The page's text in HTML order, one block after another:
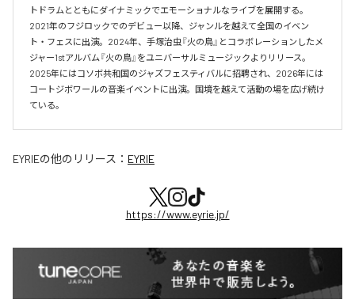
トドラムとともにダイナミックでエモーショナルなライブを展開する。
2021年のフジロックでのデビュー以降、ジャンルを越えて全国のイベン
ト・フェスに出演。2024年、手塚治虫『火の鳥』とコラボレーションしたメ
ジャー1stアルバム『火の鳥』をユニバーサルミュージックよりリリース。
2025年にはコソボ共和国のジャズフェスティバルに招聘され、2026年には
コートジボワールの音楽イベントに出演。国境を越えて活動の場を広げ続け
ている。​
EYRIEの他のリリース： EYRIE
https://www.eyrie.jp/